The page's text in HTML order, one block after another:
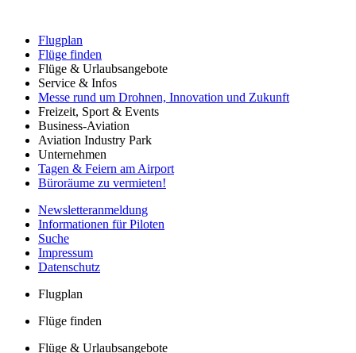
Flugplan
Flüge finden
Flüge & Urlaubsangebote
Service & Infos
Messe rund um Drohnen, Innovation und Zukunft
Freizeit, Sport & Events
Business-Aviation
Aviation Industry Park
Unternehmen
Tagen & Feiern am Airport
Büroräume zu vermieten!
Newsletteranmeldung
Informationen für Piloten
Suche
Impressum
Datenschutz
Flugplan